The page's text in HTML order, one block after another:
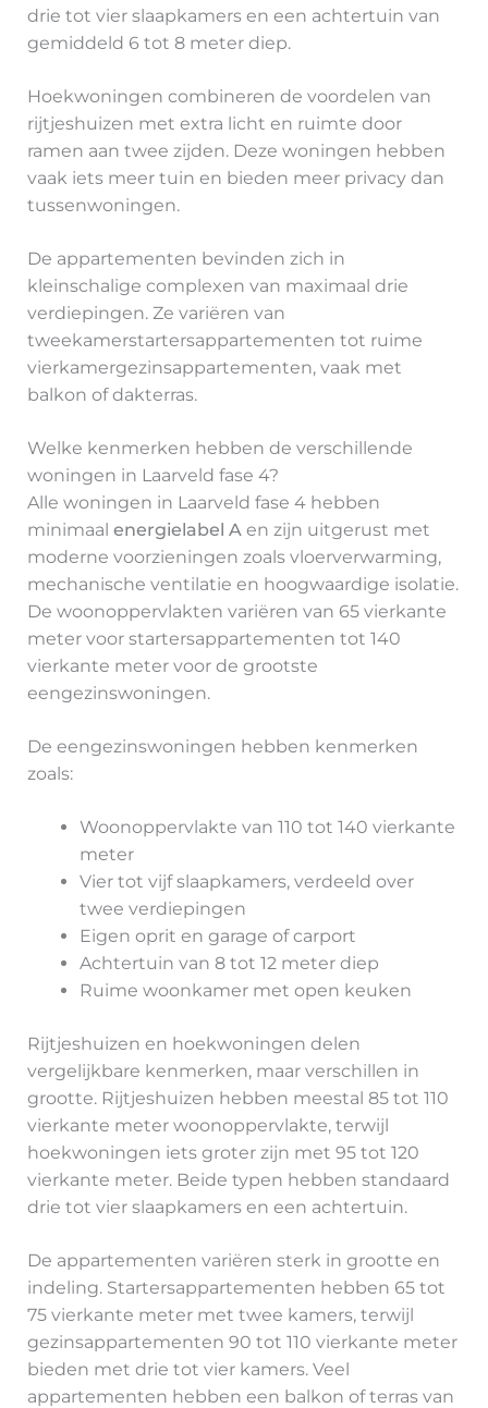
drie tot vier slaapkamers en een achtertuin van
gemiddeld 6 tot 8 meter diep.
Hoekwoningen combineren de voordelen van
rijtjeshuizen met extra licht en ruimte door
ramen aan twee zijden. Deze woningen hebben
vaak iets meer tuin en bieden meer privacy dan
tussenwoningen.
De appartementen bevinden zich in
kleinschalige complexen van maximaal drie
verdiepingen. Ze variëren van
tweekamerstartersappartementen tot ruime
vierkamergezinsappartementen, vaak met
balkon of dakterras.
Welke kenmerken hebben de verschillende
woningen in Laarveld fase 4?
Alle woningen in Laarveld fase 4 hebben
minimaal energielabel A en zijn uitgerust met
moderne voorzieningen zoals vloerverwarming,
mechanische ventilatie en hoogwaardige isolatie.
De woonoppervlakten variëren van 65 vierkante
meter voor startersappartementen tot 140
vierkante meter voor de grootste
eengezinswoningen.
De eengezinswoningen hebben kenmerken
zoals:
Woonoppervlakte van 110 tot 140 vierkante
meter
Vier tot vijf slaapkamers, verdeeld over
twee verdiepingen
Eigen oprit en garage of carport
Achtertuin van 8 tot 12 meter diep
Ruime woonkamer met open keuken
Rijtjeshuizen en hoekwoningen delen
vergelijkbare kenmerken, maar verschillen in
grootte. Rijtjeshuizen hebben meestal 85 tot 110
vierkante meter woonoppervlakte, terwijl
hoekwoningen iets groter zijn met 95 tot 120
vierkante meter. Beide typen hebben standaard
drie tot vier slaapkamers en een achtertuin.
De appartementen variëren sterk in grootte en
indeling. Startersappartementen hebben 65 tot
75 vierkante meter met twee kamers, terwijl
gezinsappartementen 90 tot 110 vierkante meter
bieden met drie tot vier kamers. Veel
appartementen hebben een balkon of terras van